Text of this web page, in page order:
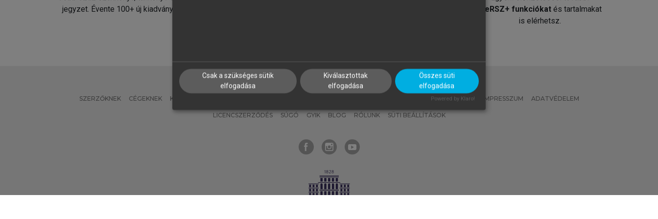
jegyzet. Évente 100+ új kiadvány.
MeRSZ+ funkciókat és tartalmakat
is elérhetsz.
SZERZŐKNEK CÉGEKNEK KÖNYVTÁROSOKNAK MI – ÁLTALÁNOS IRÁNYELVEK IMPRESSZUM ADATVÉDELEM
LICENCSZERZŐDÉS SÚGÓ GYIK BLOG RÓLUNK SÜTI BEÁLLÍTÁSOK
Csak a szükséges sütik
elfogadása
Kiválasztottak
elfogadása
Összes süti
elfogadása
Powered by Klaro!